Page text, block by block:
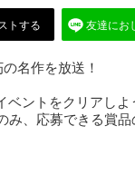
トする 友達にお
名作を放送！
ベントをクリアしよ
み、応募できる賞品